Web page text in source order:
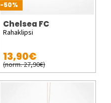
-50%
Chelsea FC
Rahaklipsi
13,90€
(norm. 27,90€)